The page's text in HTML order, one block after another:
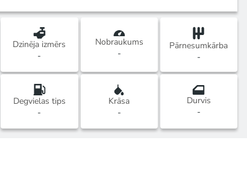
Dzinēja izmērs
-
Nobraukums
-
Pārnesumkārba
-
Degvielas tips
-
Krāsa
-
Durvis
-